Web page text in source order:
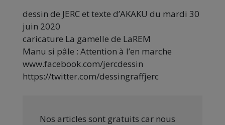
dessin de JERC et texte d’AKAKU du mardi 30
juin 2020
caricature La gamelle de LaREM
Manu si pâle : Attention à l’en marche
www.facebook.com/jercdessin
https://twitter.com/dessingraffjerc
Nos articles sont gratuits car nous